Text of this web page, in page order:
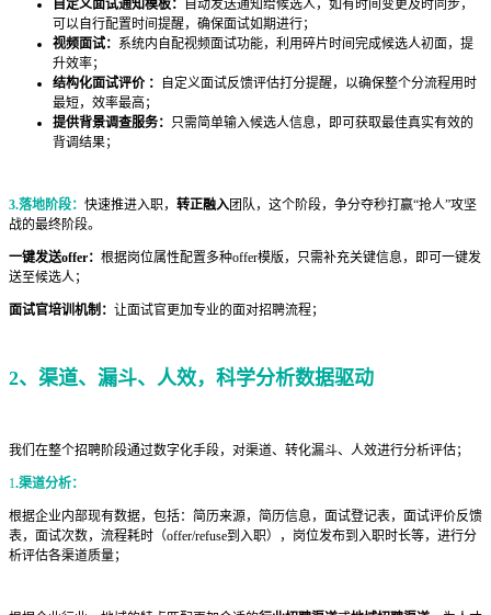
自定义面试通知模板：
自动发送通知给候选人，如有时间变更及时同步，
可以自行配置时间提醒，确保面试如期进行；
视频面试： 系统内自配视频面试功能，利用碎片时间完成候选人初面，提
升效率；
结构化面试评价 ：
自定义面试反馈评估打分提醒，以确保整个分流程用时
最短，效率最高；
提供背景调查服务： 只需简单输入候选人信息，即可获取最佳真实有效的
背调结果；
3.落地阶段： 快速推进入职， 转正融入团队，这个阶段，争分夺秒打赢“抢人”攻坚
战的最终阶段。
一键发送offer： 根据岗位属性配置多种offer模版，只需补充关键信息，即可一键发
送至候选人；
面试官培训机制： 让面试官更加专业的面对招聘流程；
2、 渠道、漏斗、人效，科学分析数据驱动
我们在整个招聘阶段通过数字化手段，对渠道、转化漏斗、人效进行分析评估；
1.渠道分析：
根据企业内部现有数据，包括：简历来源，简历信息，面试登记表，面试评价反馈
表，面试次数，流程耗时（offer/refuse到入职），岗位发布到入职时长等，进行分
析评估各渠道质量；